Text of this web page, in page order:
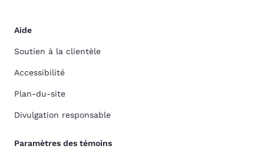
Aide
Soutien à la clientèle
Accessibilité
Plan-du-site
Divulgation responsable
Paramètres des témoins